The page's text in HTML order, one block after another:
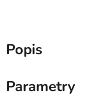
Popis
Parametry